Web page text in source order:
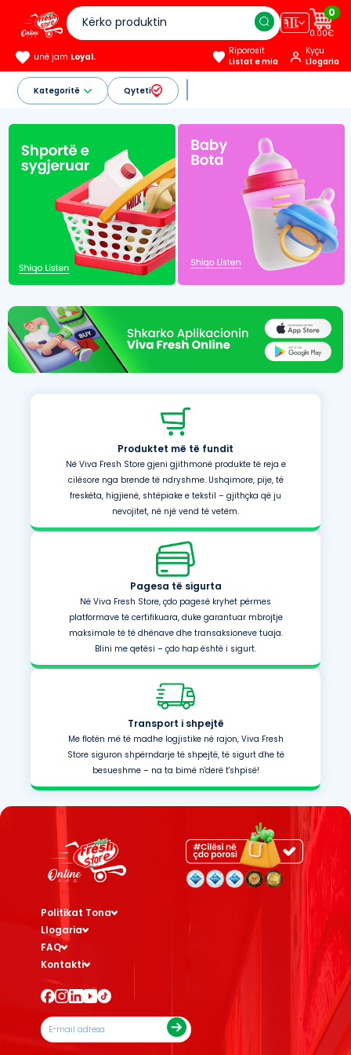
🇦🇱
0
0.00€
unë jam Loyal.
Riporosit
Listat e mia
Kyçu
Llogaria
Kategoritë Qyteti
Produktet më të fundit
Në Viva Fresh Store gjeni gjithmonë produkte të reja e
cilësore nga brende të ndryshme. Ushqimore, pije, të
freskëta, higjienë, shtëpiake e tekstil – gjithçka që ju
nevojitet, në një vend të vetëm.
Pagesa të sigurta
Në Viva Fresh Store, çdo pagesë kryhet përmes
platformave të certifikuara, duke garantuar mbrojtje
maksimale të të dhënave dhe transaksioneve tuaja.
Blini me qetësi – çdo hap është i sigurt.
Transport i shpejtë
Me flotën më të madhe logjistike në rajon, Viva Fresh
Store siguron shpërndarje të shpejtë, të sigurt dhe të
besueshme – na ta bimë n'derë t'shpisë!
Politikat Tona
Llogaria
FAQ
Kontakti